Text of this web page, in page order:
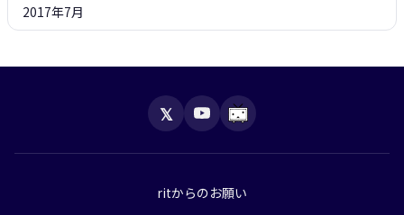
2017年7月
𝕏
ritからのお願い